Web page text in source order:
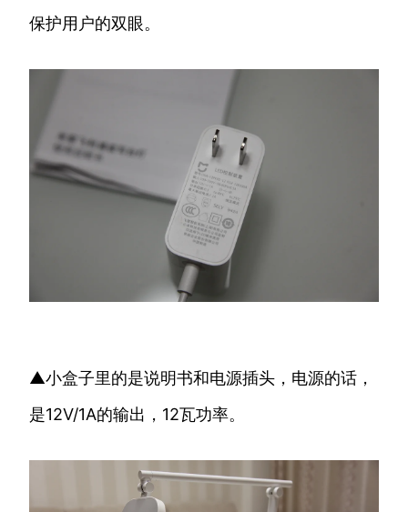
保护用户的双眼。
▲小盒子里的是说明书和电源插头，电源的话，
是12V/1A的输出，12瓦功率。